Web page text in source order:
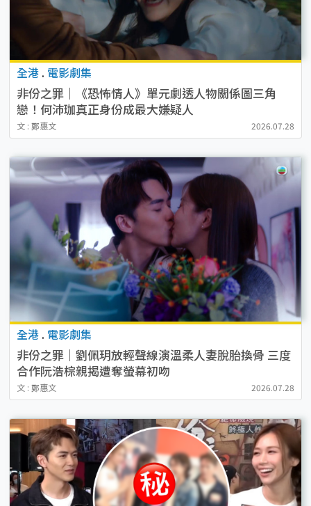
全港 . 電影劇集
非份之罪｜《恐怖情人》單元劇透人物關係圖三角
戀！何沛珈真正身份成最大嫌疑人
文 : 鄭惠文 2026.07.28
全港 . 電影劇集
非份之罪｜劉佩玥放輕聲線演溫柔人妻脫胎換骨 三度
合作阮浩棕親揭遭奪螢幕初吻
文 : 鄭惠文 2026.07.28